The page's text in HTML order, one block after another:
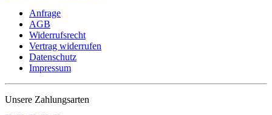
Anfrage
AGB
Widerrufsrecht
Vertrag widerrufen
Datenschutz
Impressum
Unsere Zahlungsarten